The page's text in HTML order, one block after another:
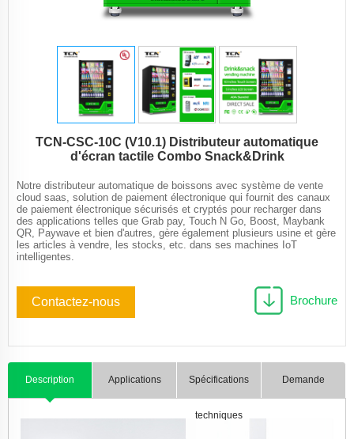
TCN-CSC-10C (V10.1) Distributeur automatique
d'écran tactile Combo Snack&Drink
Notre distributeur automatique de boissons avec système de vente
cloud saas, solution de paiement électronique qui fournit des canaux
de paiement électronique sécurisés et cryptés pour recharger dans
des applications telles que Grab pay, Touch N Go, Boost, Maybank
QR, Paywave et bien d'autres, gère également plusieurs usine et gère
les articles à vendre, les stocks, etc. dans ses machines IoT
intelligentes.
Contactez-nous Brochure
Description Applications Spécifications
techniques
Demande